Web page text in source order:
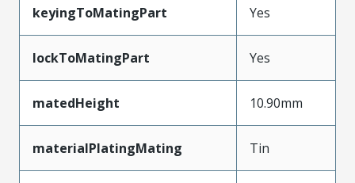
keyingToMatingPart Yes
lockToMatingPart Yes
matedHeight 10.90mm
materialPlatingMating Tin